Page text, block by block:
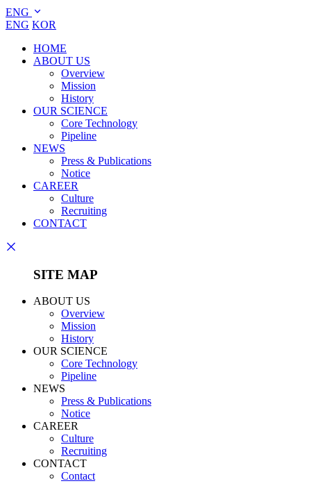
ENG
ENG KOR
HOME
ABOUT US
Overview
Mission
History
OUR SCIENCE
Core Technology
Pipeline
NEWS
Press & Publications
Notice
CAREER
Culture
Recruiting
CONTACT
SITE MAP
ABOUT US
Overview
Mission
History
OUR SCIENCE
Core Technology
Pipeline
NEWS
Press & Publications
Notice
CAREER
Culture
Recruiting
CONTACT
Contact